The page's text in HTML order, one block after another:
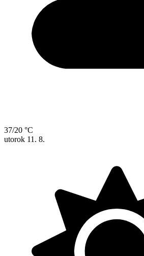
37/20 °C
utorok 11. 8.